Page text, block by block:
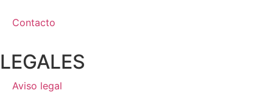
Contacto
LEGALES
Aviso legal